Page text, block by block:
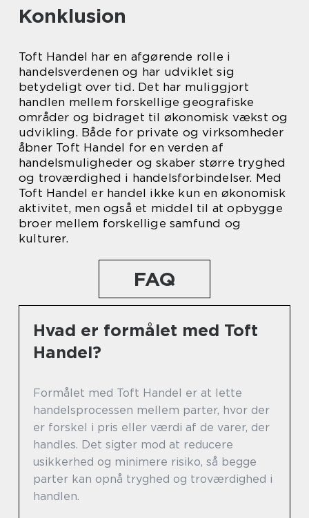
Konklusion
Toft Handel har en afgørende rolle i
handelsverdenen og har udviklet sig
betydeligt over tid. Det har muliggjort
handlen mellem forskellige geografiske
områder og bidraget til økonomisk vækst og
udvikling. Både for private og virksomheder
åbner Toft Handel for en verden af
handelsmuligheder og skaber større tryghed
og troværdighed i handelsforbindelser. Med
Toft Handel er handel ikke kun en økonomisk
aktivitet, men også et middel til at opbygge
broer mellem forskellige samfund og
kulturer.
FAQ
Hvad er formålet med Toft
Handel?
Formålet med Toft Handel er at lette
handelsprocessen mellem parter, hvor der
er forskel i pris eller værdi af de varer, der
handles. Det sigter mod at reducere
usikkerhed og minimere risiko, så begge
parter kan opnå tryghed og troværdighed i
handlen.